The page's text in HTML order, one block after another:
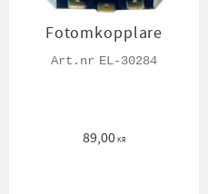
Fotomkopplare
EL-30284
89,00KR